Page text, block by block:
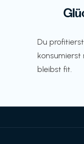
Du
konsumierst
bleibst fit.